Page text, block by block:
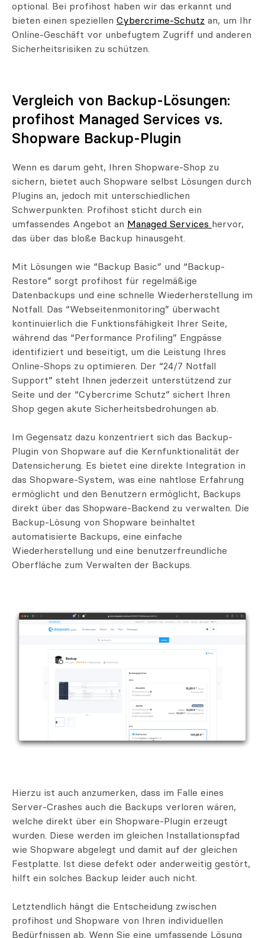
optional. Bei profihost haben wir das erkannt und
bieten einen speziellen Cybercrime-Schutz an, um Ihr
Online-Geschäft vor unbefugtem Zugriff und anderen
Sicherheitsrisiken zu schützen.
Vergleich von Backup-Lösungen:
profihost Managed Services vs.
Shopware Backup-Plugin
Wenn es darum geht, Ihren Shopware-Shop zu
sichern, bietet auch Shopware selbst Lösungen durch
Plugins an, jedoch mit unterschiedlichen
Schwerpunkten. Profihost sticht durch ein
umfassendes Angebot an Managed Services hervor,
das über das bloße Backup hinausgeht.
Mit Lösungen wie “Backup Basic” und “Backup-
Restore” sorgt profihost für regelmäßige
Datenbackups und eine schnelle Wiederherstellung im
Notfall. Das “Webseitenmonitoring” überwacht
kontinuierlich die Funktionsfähigkeit Ihrer Seite,
während das “Performance Profiling” Engpässe
identifiziert und beseitigt, um die Leistung Ihres
Online-Shops zu optimieren. Der “24/7 Notfall
Support” steht Ihnen jederzeit unterstützend zur
Seite und der “Cybercrime Schutz” sichert Ihren
Shop gegen akute Sicherheitsbedrohungen ab.
Im Gegensatz dazu konzentriert sich das Backup-
Plugin von Shopware auf die Kernfunktionalität der
Datensicherung. Es bietet eine direkte Integration in
das Shopware-System, was eine nahtlose Erfahrung
ermöglicht und den Benutzern ermöglicht, Backups
direkt über das Shopware-Backend zu verwalten. Die
Backup-Lösung von Shopware beinhaltet
automatisierte Backups, eine einfache
Wiederherstellung und eine benutzerfreundliche
Oberfläche zum Verwalten der Backups.
Hierzu ist auch anzumerken, dass im Falle eines
Server-Crashes auch die Backups verloren wären,
welche direkt über ein Shopware-Plugin erzeugt
wurden. Diese werden im gleichen Installationspfad
wie Shopware abgelegt und damit auf der gleichen
Festplatte. Ist diese defekt oder anderweitig gestört,
hilft ein solches Backup leider auch nicht.
Letztendlich hängt die Entscheidung zwischen
profihost und Shopware von Ihren individuellen
Bedürfnissen ab. Wenn Sie eine umfassende Lösung